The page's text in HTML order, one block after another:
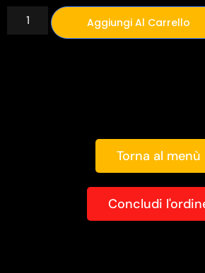
Aggiungi Al Carrello
Torna al menù
Concludi